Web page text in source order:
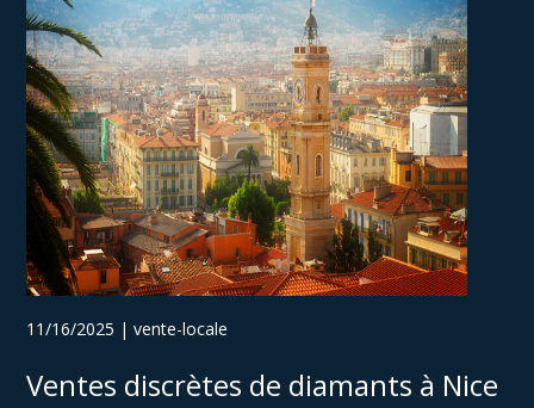
11/16/2025 | vente-locale
Ventes discrètes de diamants à Nice